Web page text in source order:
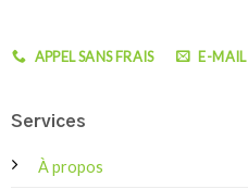
APPEL SANS FRAIS E-MAIL
Services
À propos